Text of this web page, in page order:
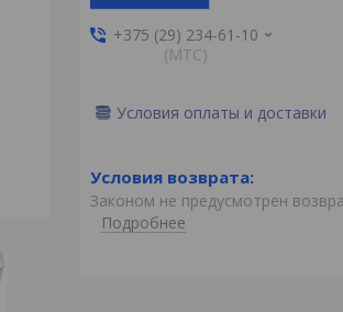
+375 (29) 234-61-10
(MTС)
Условия оплаты и доставки
Законом не предусмотрен
Подробнее